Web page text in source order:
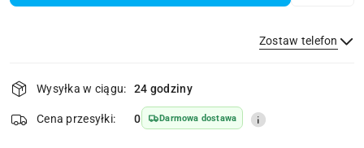
Zostaw telefon
Wyślij
Dostępność
i
dostawa
Wysyłka w ciągu: 24 godziny
Cena przesyłki: 0 Darmowa dostawa